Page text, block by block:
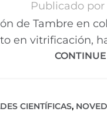
Publicado por
de Tambre en
en vitrificación,
CIENTÍFICAS,